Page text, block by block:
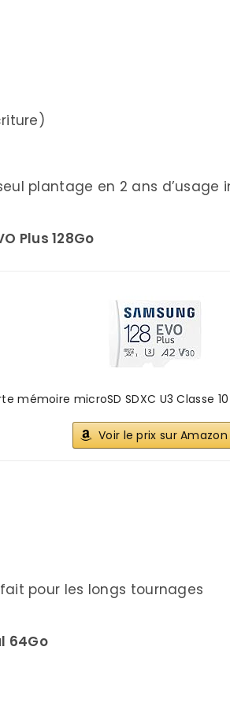
plantage en 2 ans d’usage
Plus 128Go
mémoire microSD SDXC U3 Classe
Voir le prix sur Amazon
pour les longs tournages
64Go